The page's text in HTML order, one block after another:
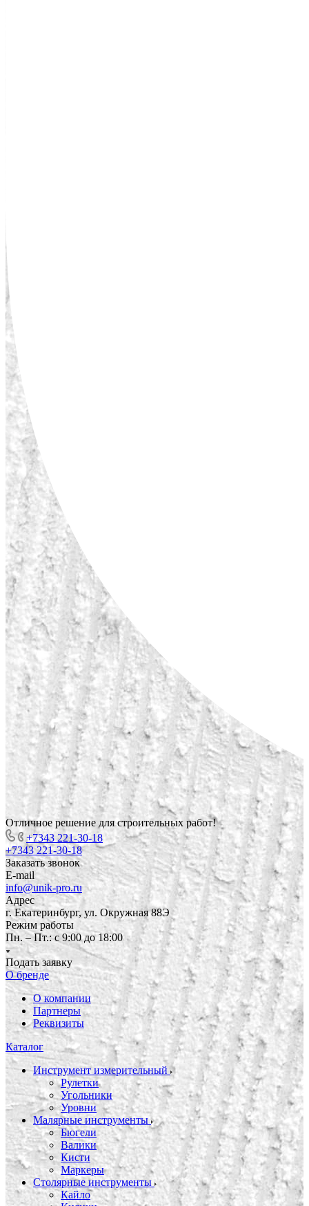
Отличное решение для строительных работ!
+7343 221-30-18
+7343 221-30-18
Заказать звонок
E-mail
info@unik-pro.ru
Адрес
г. Екатеринбург, ул. Окружная 88Э
Режим работы
Пн. – Пт.: с 9:00 до 18:00
Подать заявку
О бренде
О компании
Партнеры
Реквизиты
Каталог
Инструмент измерительный
Рулетки
Угольники
Уровни
Малярные инструменты
Бюгели
Валики
Кисти
Маркеры
Столярные инструменты
Кайло